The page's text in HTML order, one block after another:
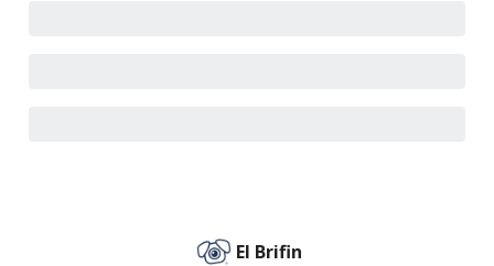
El Brifin